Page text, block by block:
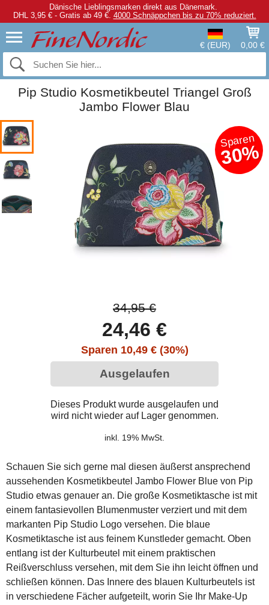
Dänische Lieblingsmarken direkt aus Dänemark.
DHL 3,95 € - Gratis ab 49 €. 4000 Schnäppchen bis zu 70% reduziert.
€ (EUR) 0,00 €
Pip Studio Kosmetikbeutel Triangel Groß
Jambo Flower Blau
Sparen
30%
34,95 €
24,46 €
Sparen 10,49 € (30%)
Ausgelaufen
Dieses Produkt wurde ausgelaufen und
wird nicht wieder auf Lager genommen.
inkl. 19% MwSt.
Schauen Sie sich gerne mal diesen äußerst ansprechend
aussehenden Kosmetikbeutel Jambo Flower Blue von Pip
Studio etwas genauer an. Die große Kosmetiktasche ist mit
einem fantasievollen Blumenmuster verziert und mit dem
markanten Pip Studio Logo versehen. Die blaue
Kosmetiktasche ist aus feinem Kunstleder gemacht. Oben
entlang ist der Kulturbeutel mit einem praktischen
Reißverschluss versehen, mit dem Sie ihn leicht öffnen und
schließen können. Das Innere des blauen Kulturbeutels ist
in verschiedene Fächer aufgeteilt, worin Sie Ihr Make-Up